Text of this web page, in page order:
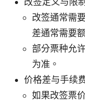
改签通常需
差通常需要
部分票种允
为准。
价格差与手续
如果改签票